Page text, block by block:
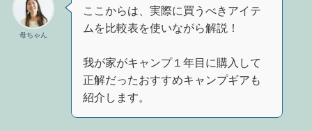
母ちゃん
ここからは、実際に買うべきアイテ
ムを比較表を使いながら解説！
我が家がキャンプ１年目に購入して
正解だったおすすめキャンプギアも
紹介します。